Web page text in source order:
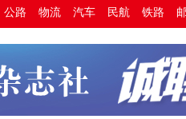
公路 物流 汽车 民航 铁路